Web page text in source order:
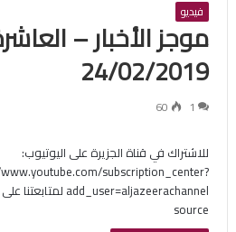
فيديو
موجز الأخبار –
24/02/2019
1
60
للاشتراك في قناة الجزيرة على اليوتيوب:
subscription_center?
source